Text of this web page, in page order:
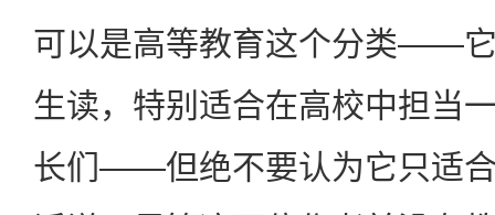
可以是高等教育这个分类——
生读，特别适合在高校中担当
长们——但绝不要认为它只适